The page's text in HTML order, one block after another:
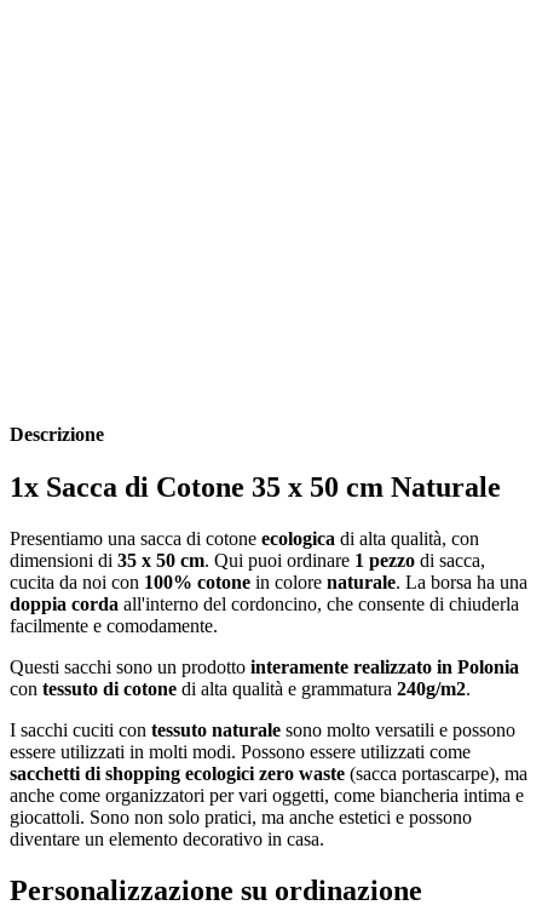
Descrizione
1x Sacca di Cotone 35 x 50 cm Naturale
Presentiamo una sacca di cotone ecologica di alta qualità, con
dimensioni di 35 x 50 cm. Qui puoi ordinare 1 pezzo di sacca,
cucita da noi con 100% cotone in colore naturale. La borsa ha una
doppia corda all'interno del cordoncino, che consente di chiuderla
facilmente e comodamente.
Questi sacchi sono un prodotto interamente realizzato in Polonia
con tessuto di cotone di alta qualità e grammatura 240g/m2.
I sacchi cuciti con tessuto naturale sono molto versatili e possono
essere utilizzati in molti modi. Possono essere utilizzati come
sacchetti di shopping ecologici zero waste (sacca portascarpe), ma
anche come organizzatori per vari oggetti, come biancheria intima e
giocattoli. Sono non solo pratici, ma anche estetici e possono
diventare un elemento decorativo in casa.
Personalizzazione su ordinazione